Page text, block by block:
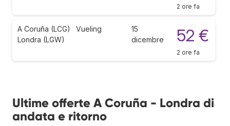
2 ore fa
A Coruña (LCG)
Londra (LGW)
Vueling
15
dicembre
52 €
2 ore fa
Ultime offerte A Coruña - Londra di
andata e ritorno